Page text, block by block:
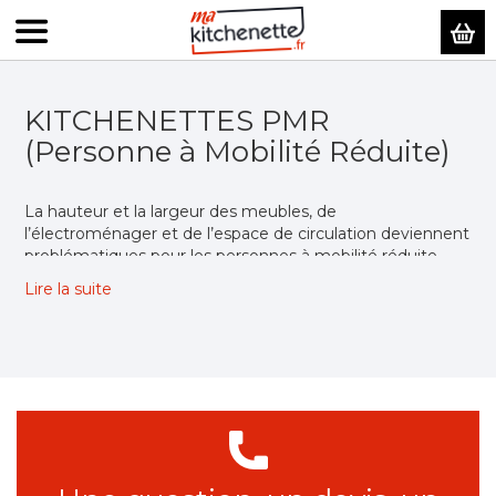
KITCHENETTES PMR
(Personne à Mobilité Réduite)
La hauteur et la largeur des meubles, de
l’électroménager et de l’espace de circulation deviennent
problématiques pour les personnes à mobilité réduite.
Nos professionnels ont pensé de véritables modèles de
kitchenette PMR. Découvrez toutes leurs
Composez votre bloc
Lire la suite